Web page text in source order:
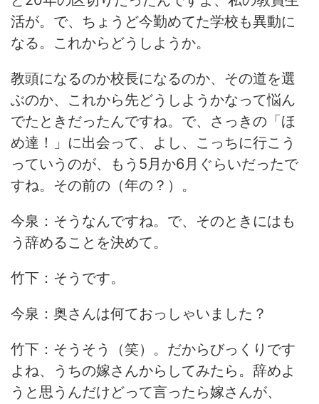
活が。で、ちょうど今勤めてた学校も異動に
なる。これからどうしようか。
教頭になるのか校長になるのか、その道を選
ぶのか、これから先どうしようかなって悩ん
でたときだったんですね。で、さっきの「ほ
め達！」に出会って、よし、こっちに行こう
っていうのが、もう5月か6月ぐらいだったで
すね。その前の（年の？）。
今泉：そうなんですね。で、そのときにはも
う辞めることを決めて。
竹下：そうです。
今泉：奥さんは何ておっしゃいました？
竹下：そうそう（笑）。だからびっくりです
よね、うちの嫁さんからしてみたら。辞めよ
うと思うんだけどって言ったら嫁さんが、